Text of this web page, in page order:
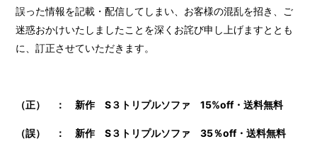
誤った情報を記載・配信してしまい、お客様の混乱を招き、ご
迷惑おかけいたしましたことを深くお詫び申し上げますととも
に、訂正させていただきます。
（正） ： 新作 S３トリプルソファ 15%off・送料無料
（誤） ： 新作 S３トリプルソファ35％off・送料無料